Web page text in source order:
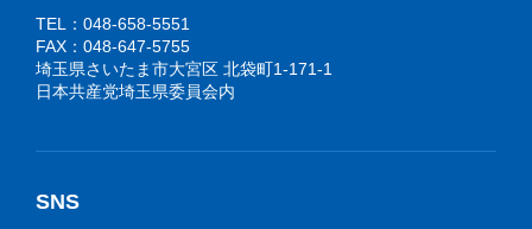
TEL：048-658-5551
FAX：048-647-5755
埼玉県さいたま市大宮区 北袋町1-171-1
日本共産党埼玉県委員会内
SNS